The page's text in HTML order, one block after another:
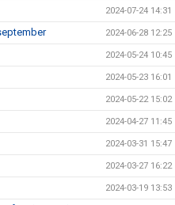
2024-07-24 14:31
2024-06-28 12:25
2024-05-24 10:45
2024-05-23 16:01
2024-05-22 15:02
2024-04-27 11:45
2024-03-31 15:47
2024-03-27 16:22
2024-03-19 13:53